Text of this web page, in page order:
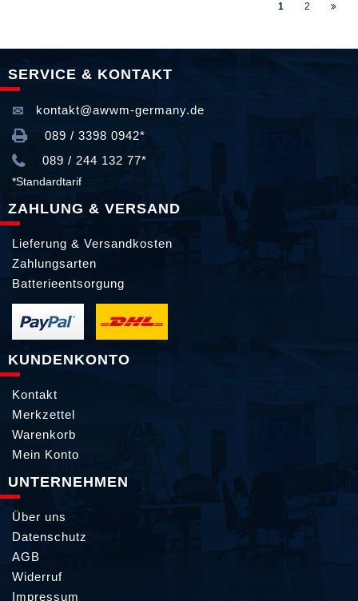
1 2
SERVICE & KONTAKT
kontakt@awwm-germany.de
089 / 3398 0942*
089 / 244 132 77*
*Standardtarif
ZAHLUNG & VERSAND
Lieferung & Versandkosten
Zahlungsarten
Batterieentsorgung
KUNDENKONTO
Kontakt
Merkzettel
Warenkorb
Mein Konto
UNTERNEHMEN
Über uns
Datenschutz
AGB
Widerruf
Impressum